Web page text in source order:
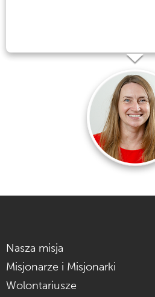
Nasza misja
Misjonarze i Misjonarki
Wolontariusze